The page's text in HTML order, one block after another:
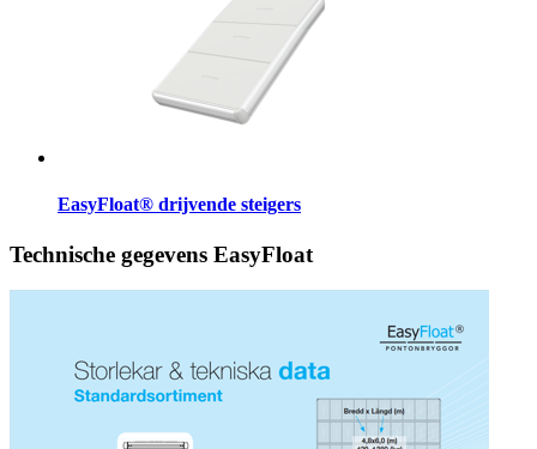
EasyFloat® drijvende steigers
Technische gegevens EasyFloat